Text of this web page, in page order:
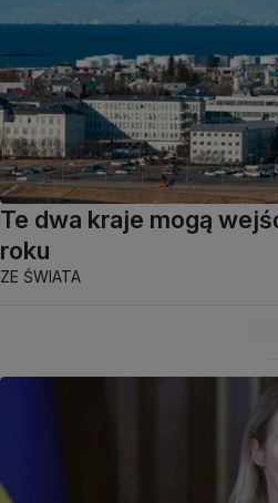
Te dwa kraje mogą
roku
ZE ŚWIATA